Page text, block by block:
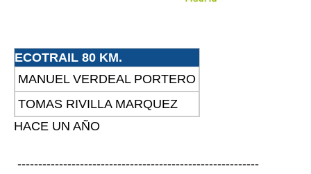
ECOTRAIL 80 KM.
MANUEL VERDEAL PORTERO
TOMAS RIVILLA MARQUEZ
HACE UN AÑO
----------------------------------------------------------